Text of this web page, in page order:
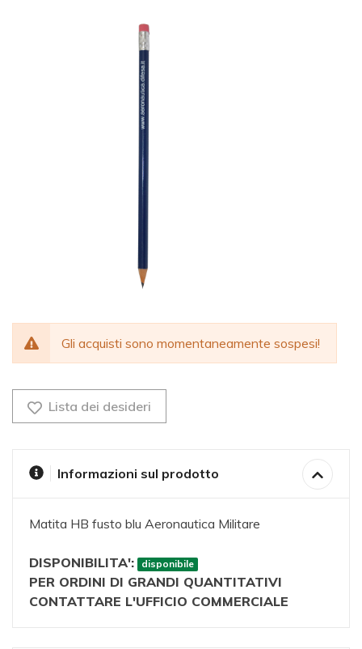
Gli acquisti sono momentaneamente sospesi!
Lista dei desideri
Informazioni sul prodotto
Matita HB fusto blu Aeronautica Militare
DISPONIBILITA': disponibile
PER ORDINI DI GRANDI QUANTITATIVI
CONTATTARE L'UFFICIO COMMERCIALE